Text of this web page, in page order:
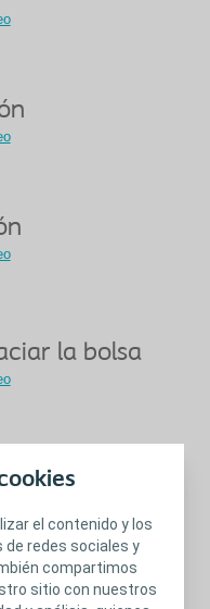
el contenido y los
redes sociales y
compartimos
sitio con nuestros
la bolsa
filtro